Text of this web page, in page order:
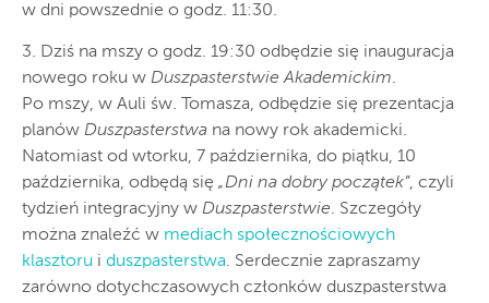
w dni powszednie o godz. 11:30.
3. Dziś na mszy o godz. 19:30 odbędzie się inauguracja
nowego roku w Duszpasterstwie Akademickim.
Po mszy, w Auli św. Tomasza, odbędzie się prezentacja
planów Duszpasterstwa na nowy rok akademicki.
Natomiast od wtorku, 7 października, do piątku, 10
października, odbędą się „Dni na dobry początek”, czyli
tydzień integracyjny w Duszpasterstwie. Szczegóły
można znaleźć w mediach społecznościowych
klasztoru i duszpasterstwa. Serdecznie zapraszamy
zarówno dotychczasowych członków duszpasterstwa